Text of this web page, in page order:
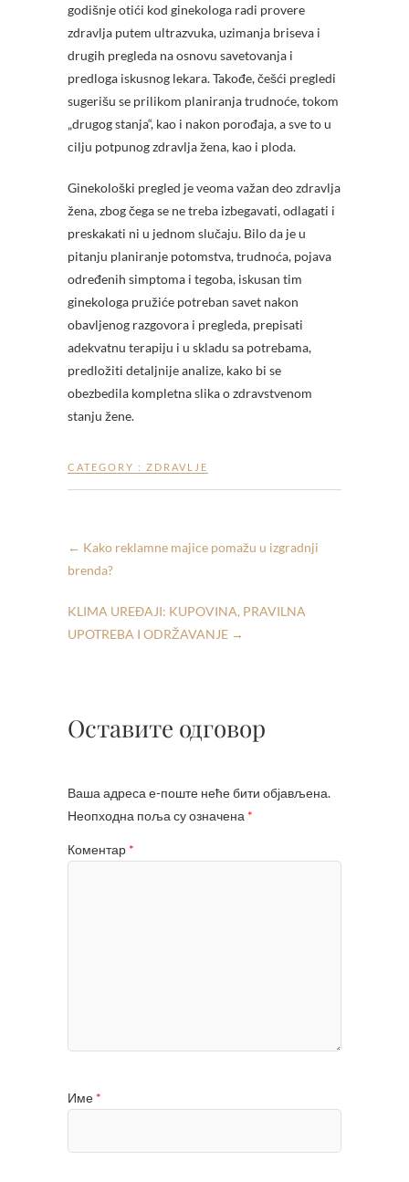
godišnje otići kod ginekologa radi provere
zdravlja putem ultrazvuka, uzimanja briseva i
drugih pregleda na osnovu savetovanja i
predloga iskusnog lekara. Takođe, češći pregledi
sugerišu se prilikom planiranja trudnoće, tokom
„drugog stanja“, kao i nakon porođaja, a sve to u
cilju potpunog zdravlja žena, kao i ploda.
Ginekološki pregled je veoma važan deo zdravlja
žena, zbog čega se ne treba izbegavati, odlagati i
preskakati ni u jednom slučaju. Bilo da je u
pitanju planiranje potomstva, trudnoća, pojava
određenih simptoma i tegoba, iskusan tim
ginekologa pružiće potreban savet nakon
obavljenog razgovora i pregleda, prepisati
adekvatnu terapiju i u skladu sa potrebama,
predložiti detaljnije analize, kako bi se
obezbedila kompletna slika o zdravstvenom
stanju žene.
CATEGORY : ZDRAVLJE
← Kako reklamne majice pomažu u izgradnji
brenda?
KLIMA UREĐAJI: KUPOVINA, PRAVILNA
UPOTREBA I ODRŽAVANJE →
Оставите одговор
Ваша адреса е-поште неће бити објављена.
Неопходна поља су означена *
Коментар *
Име *